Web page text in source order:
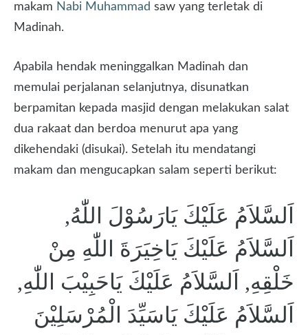
makam Nabi Muhammad saw yang terletak di
Madinah.
Apabila hendak meninggalkan Madinah dan
memulai perjalanan selanjutnya, disunatkan
berpamitan kepada masjid dengan melakukan salat
dua rakaat dan berdoa menurut apa yang
dikehendaki (disukai). Setelah itu mendatangi
makam dan mengucapkan salam seperti berikut:
اَلسَّلاَمُ عَلَيْكَ يَارَسُوْلَ اللّٰهُ,
اَلسَّلاَمُ عَلَيْكَ يَاخِيَرَةَ اللّٰهِ مِنْ
خَلْقِهِ, اَلسَّلاَمُ عَلَيْكَ يَاحَبِيْبَ اللّٰهِ,
اَلسَّلاَمُ عَلَيْكَ يَاسَيِّدَ الْمُرْسَلِيْنَ